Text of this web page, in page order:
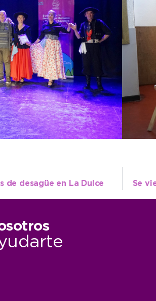
de desagüe en La Dulce